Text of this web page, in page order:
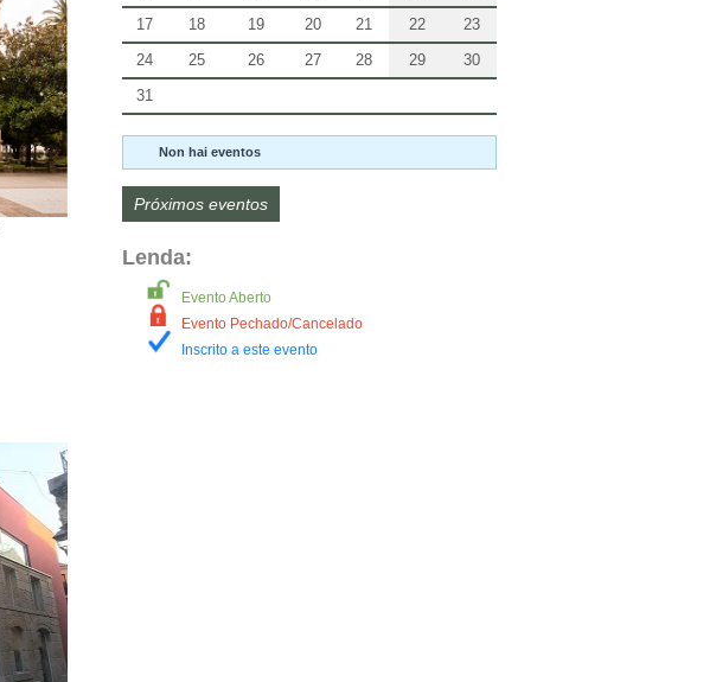
17
18 19 20 21 22
23
24
25 26 27 28 29
30
31
Non hai eventos
Próximos eventos
Lenda:
Evento Aberto
Evento Pechado/Cancelado
Inscrito a este evento